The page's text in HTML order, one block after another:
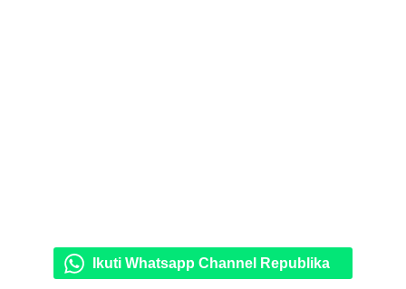
Ikuti Whatsapp Channel Republika